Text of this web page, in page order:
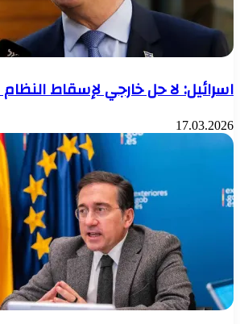
اسرائيل: لا حل خارجي لإسقاط النظام
17.03.2026